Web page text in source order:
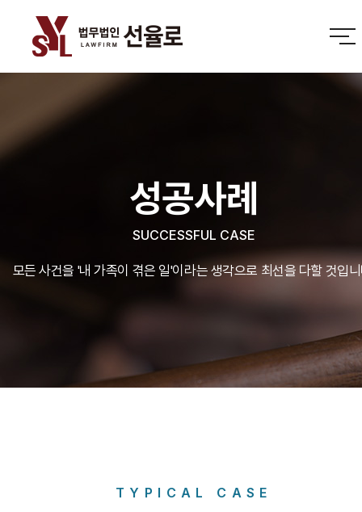
성공사례
SUCCESSFUL CASE
모든 사건을 '내 가족이 겪은 일'이라는 생각으로 최선을 다할 것입
TYPICAL CASE